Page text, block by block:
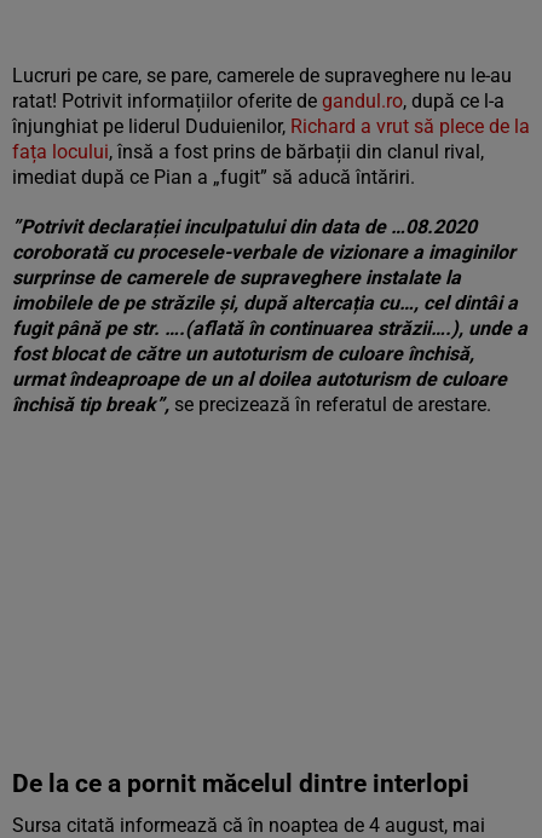
Lucruri pe care, se pare, camerele de supraveghere nu le-au
ratat! Potrivit informațiilor oferite de gandul.ro, după ce l-a
înjunghiat pe liderul Duduienilor, Richard a vrut să plece de la
fața locului, însă a fost prins de bărbații din clanul rival,
imediat după ce Pian a „fugit” să aducă întăriri.
”Potrivit declarației inculpatului din data de …08.2020
coroborată cu procesele-verbale de vizionare a imaginilor
surprinse de camerele de supraveghere instalate la
imobilele de pe străzile și, după altercația cu…, cel dintâi a
fugit până pe str. ….(aflată în continuarea străzii….), unde a
fost blocat de către un autoturism de culoare închisă,
urmat îndeaproape de un al doilea autoturism de culoare
închisă tip break”, se precizează în referatul de arestare.
De la ce a pornit măcelul dintre interlopi
Sursa citată informează că în noaptea de 4 august, mai